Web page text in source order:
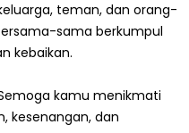
teman, dan orang-
sama berkumpul
kebaikan.
kamu menikmati
kesenangan, dan